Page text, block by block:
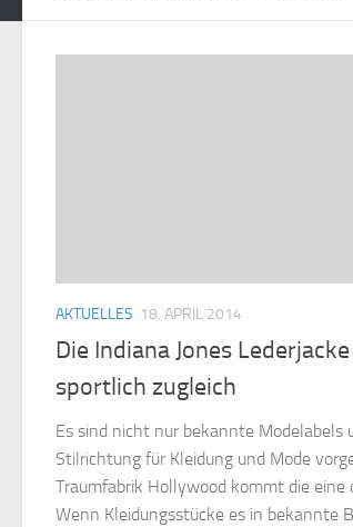
AKTUELLES 18. APRIL 2014
Die Indiana Jones
sportlich zugleich
Es sind nicht nur bekannte Modelabels
Stilrichtung für Kleidung und Mode
Traumfabrik Hollywood kommt die eine
Wenn Kleidungsstücke es in bekannte